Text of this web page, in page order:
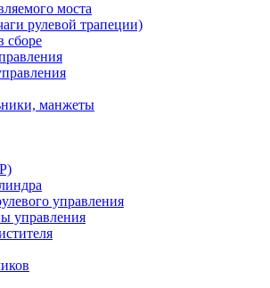
моста
рулевой трапеции)
сборе
манжеты
управления
управления